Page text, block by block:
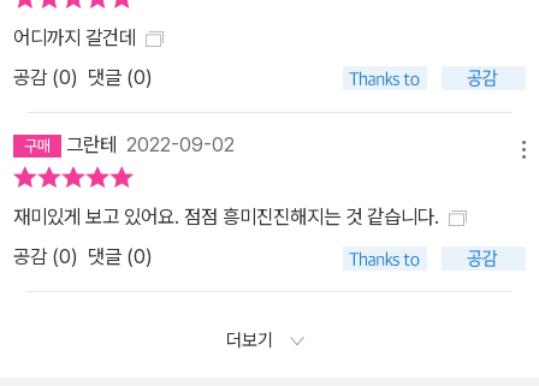
어디까지 갈건데
공감 (0) 댓글 (0)
그란테 2022-09-02
재미있게 보고 있어요. 점점 흥미진진해지는 것 같습니다.
공감 (0) 댓글 (0)
더보기